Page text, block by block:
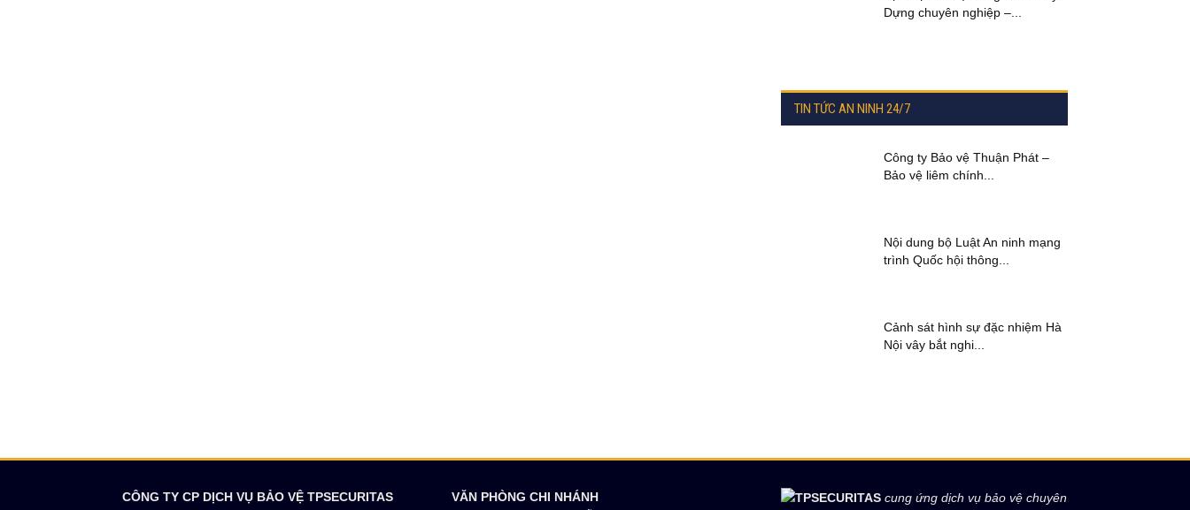
Dựng chuyên nghiệp –...
TIN TỨC AN NINH 24/7
Công ty Bảo vệ Thuận Phát –
Bảo vệ liêm chính...
Nội dung bộ Luật An ninh mạng
trình Quốc hội thông...
Cảnh sát hình sự đặc nhiệm Hà
Nội vây bắt nghi...
CÔNG TY CP DỊCH VỤ BẢO VỆ TPSECURITAS
VĂN PHÒNG CHI NHÁNH
TPSECURITAS cung ứng dịch vụ bảo vệ chuyên